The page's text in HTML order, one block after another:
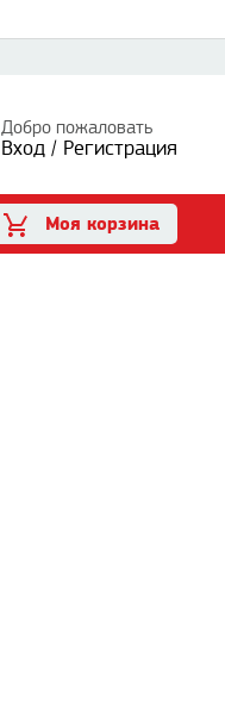
Добро пожаловать
Вход / Регистрация
Моя корзина